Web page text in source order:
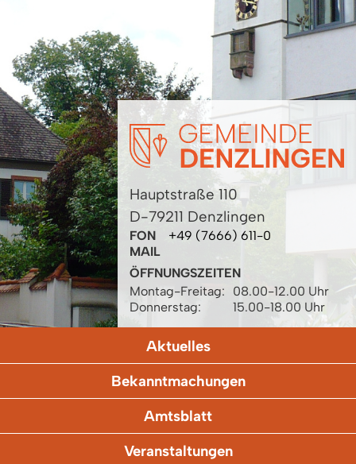
Hauptstraße 110
D-79211 Denzlingen
FON
+49 (7666) 611-0
MAIL
ÖFFNUNGSZEITEN
Montag-Freitag:
08.00-12.00 Uhr
Donnerstag:
15.00-18.00 Uhr
Aktuelles
Bekanntmachungen
Amtsblatt
Veranstaltungen